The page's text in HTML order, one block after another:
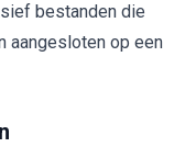
bestanden die
aangesloten op een